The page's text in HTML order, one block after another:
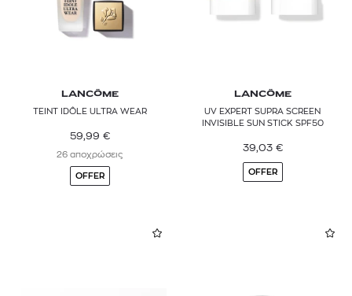
LANCÔME
TEINT IDÔLE ULTRA WEAR
59,99 €
26 αποχρώσεις
OFFER
LANCÔME
UV EXPERT SUPRA SCREEN
INVISIBLE SUN STICK SPF50
39,03 €
OFFER